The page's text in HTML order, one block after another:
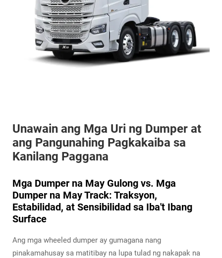
Unawain ang Mga Uri ng Dumper at
ang Pangunahing Pagkakaiba sa
Kanilang Paggana
Mga Dumper na May Gulong vs. Mga
Dumper na May Track: Traksyon,
Estabilidad, at Sensibilidad sa Iba't Ibang
Surface
Ang mga wheeled dumper ay gumagana nang
pinakamahusay sa matitibay na lupa tulad ng nakapak na